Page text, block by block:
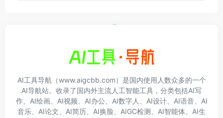
AI工具导航（www.aigcbb.com）是国内使用人数众多的一个
AI导航站。收录了国内外主流人工智能工具，分类包括AI写
作、AI绘画、AI视频、AI办公、AI数字人、AI设计、AI语音、AI
音乐、AI论文、AI简历、AI换脸、AIGC检测、AI智能体、AI生